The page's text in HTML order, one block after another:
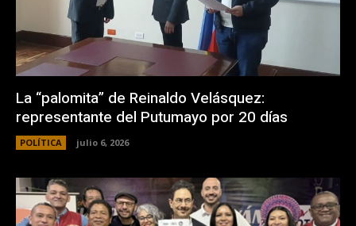
La “palomita” de Reinaldo Velásquez:
representante del Putumayo por 20 días
POLÍTICA julio 6, 2026